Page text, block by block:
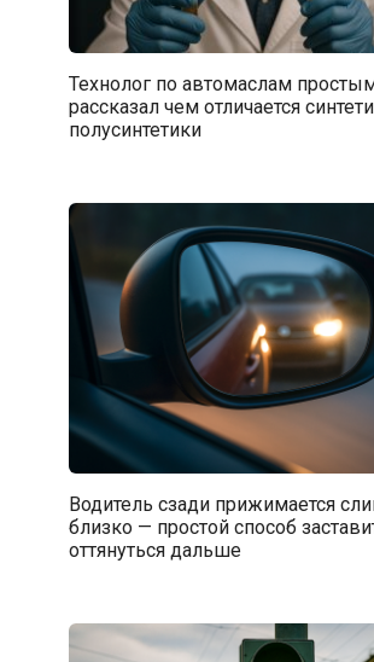
Технолог по автомаслам
рассказал чем отличается
полусинтетики
Водитель сзади прижимается
близко — простой способ
оттянуться дальше